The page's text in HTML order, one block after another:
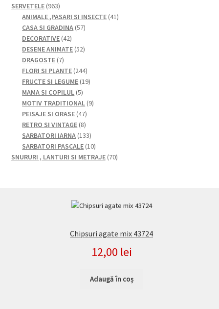
produse
SERVETELE 963963
de
produse
ANIMALE ,PASARI SI INSECTE 4141
CASA SI GRADINA 5757
produse
DECORATIVE 4242
de
DESENE ANIMATE 5252
produse
DRAGOSTE 77
produse
FLORI SI PLANTE 244244
de
FRUCTE SI LEGUME 1919
MAMA SI COPILUL 55
produse
MOTIV TRADITIONAL 99
PEISAJE SI ORASE 4747
de
produse
RETRO SI VINTAGE 88
produse
SARBATORI IARNA 133133
de
produse
SARBATORI PASCALE 1010
produse
SNURURI , LANTURI SI METRAJE 7070
Chipsuri agate mix 43724
12,00 lei
Adaugă în coș